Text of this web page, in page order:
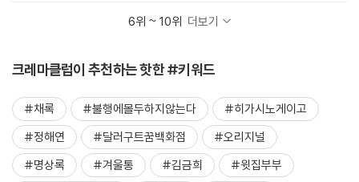
6위 ~ 10위 더보기
크레마클럽이 추천하는 핫한 #키워드
#채록 #불행에몰두하지않는다
#히가시노게이고
#정해연
#달러구트꿈백화점
#오리지널
#명상록
#겨울통 #김금희
#윗집부부